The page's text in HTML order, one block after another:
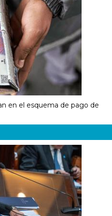
en el esquema de pago de